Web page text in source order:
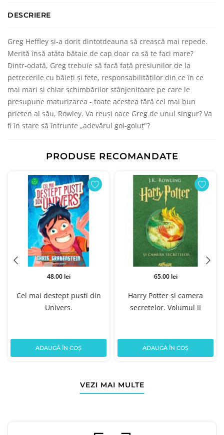
DESCRIERE
Greg Heffley şi-a dorit dintotdeauna să crească mai repede.
Merită însă atâta bătaie de cap doar ca să te faci mare?
Dintr-odată, Greg trebuie să facă faţă presiunilor de la
petrecerile cu băieţi şi fete, responsabilităţilor din ce în ce
mai mari şi chiar schimbărilor stânjenitoare pe care le
presupune maturizarea - toate acestea fără cel mai bun
prieten al său, Rowley. Va reuşi oare Greg de unul singur? Va
fi în stare să înfrunte „adevărul gol-goluţ"?
PRODUSE RECOMANDATE
Cel mai destept pusti din
Univers.
48.00 lei
ADAUGĂ ÎN COȘ
Harry Potter și camera
secretelor. Volumul II
65.00 lei
ADAUGĂ ÎN COȘ
VEZI MAI MULTE